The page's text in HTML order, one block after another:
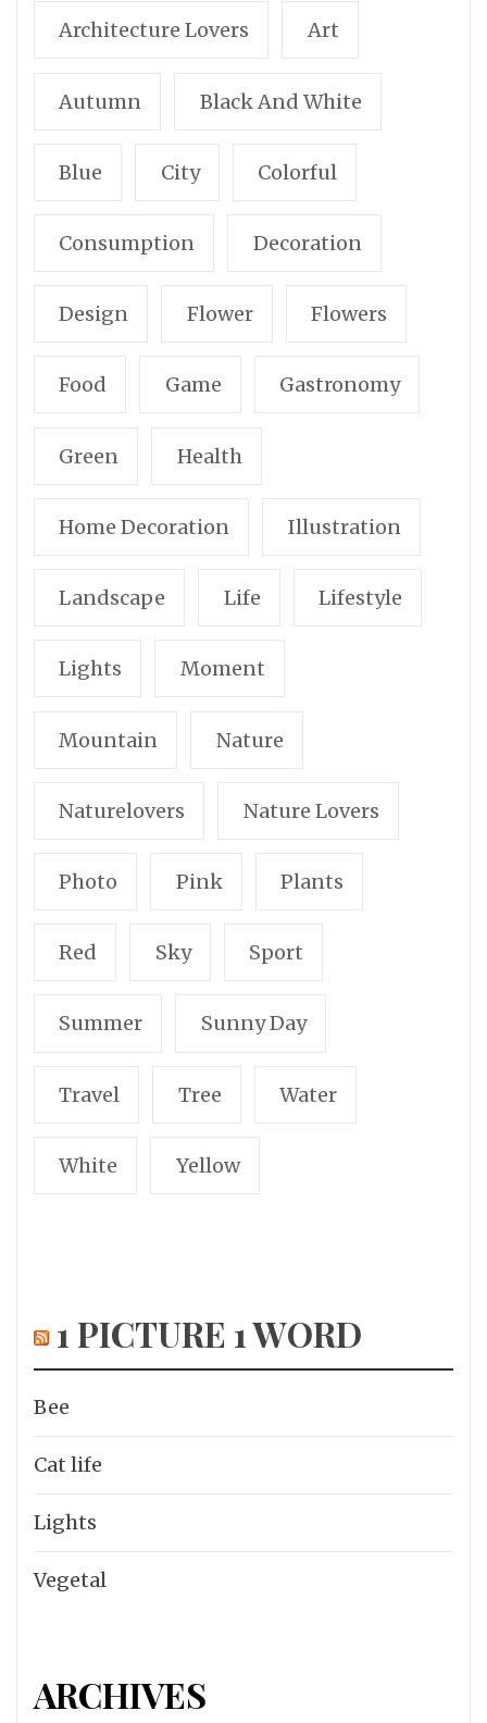
Architecture Lovers Art
Autumn Black And White
Blue City Colorful
Consumption Decoration
Design Flower Flowers
Food Game Gastronomy
Green Health
Home Decoration Illustration
Landscape Life Lifestyle
Lights Moment
Mountain Nature
Naturelovers Nature Lovers
Photo Pink Plants
Red Sky Sport
Summer Sunny Day
Travel Tree Water
White Yellow
1 PICTURE 1 WORD
Bee
Cat life
Lights
Vegetal
ARCHIVES